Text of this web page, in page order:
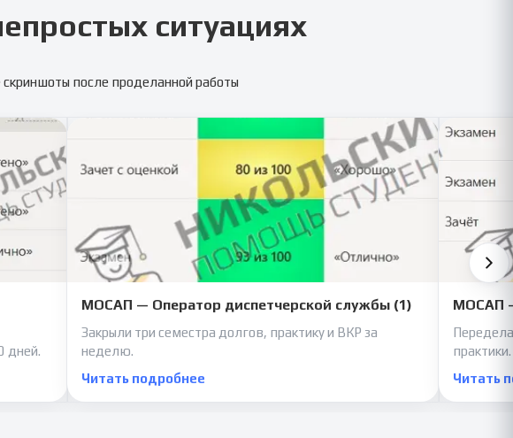
ситуациях
после проделанной работы
дней.
МОСАП — Оператор диспетчерской службы (1)
Закрыли три семестра долгов, практику и ВКР за
неделю.
Читать подробнее
МОСАП
практики.
Читать